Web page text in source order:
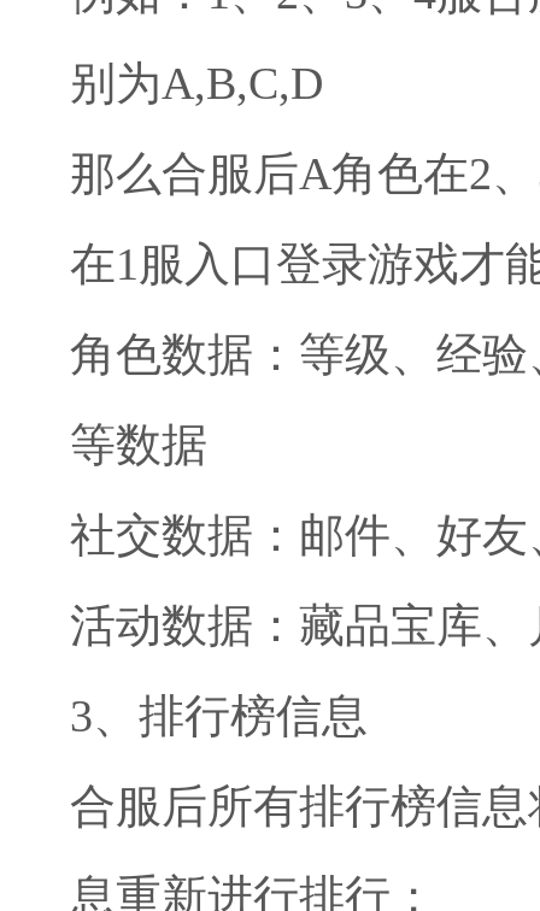
别为A,B,C,D
那么合服后A角色在2
在1服入口登录游戏才
角色数据：等级、经
等数据
社交数据：邮件、好
活动数据：藏品宝库
3、排行榜信息
合服后所有排行榜信
息重新进行排行；